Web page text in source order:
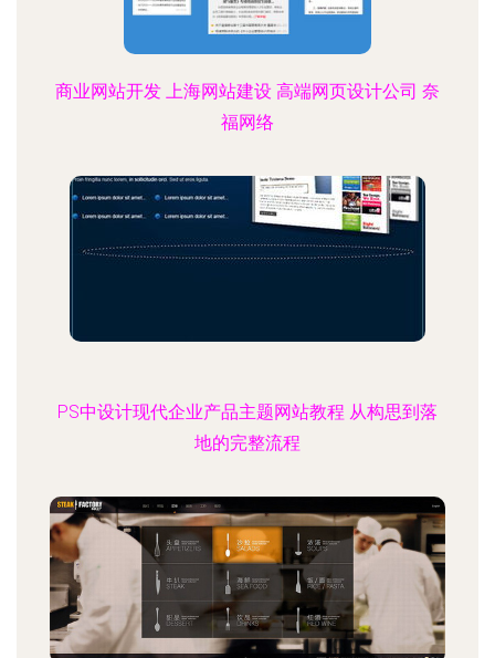
商业网站开发 上海网站建设 高端网页设计公司 奈
福网络
PS中设计现代企业产品主题网站教程 从构思到落
地的完整流程